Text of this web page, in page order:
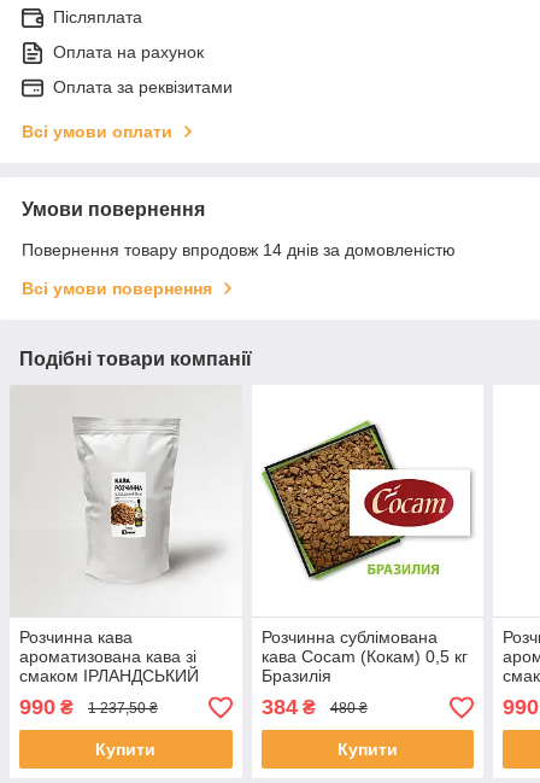
Післяплата
Оплата на рахунок
Оплата за реквізитами
Всі умови оплати
Умови повернення
Повернення товару впродовж 14 днів за домовленістю
Всі умови повернення
Подібні товари компанії
Розчинна кава
ароматизована кава зі
смаком ІРЛАНДСЬКИЙ
ВІСКІ на вагу 1 кг
сублімована кава
990 ₴ 1 237,50 ₴
Купити
Розчинна сублімована
кава Cocam (Кокам) 0,5 кг
Бразилія
384₴ 480 ₴
Купити
1 кг
990